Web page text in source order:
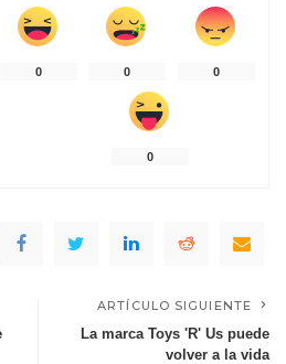
0 0 0
0
ARTÍCULO SIGUIENTE
La marca Toys 'R' Us puede
volver a la vida